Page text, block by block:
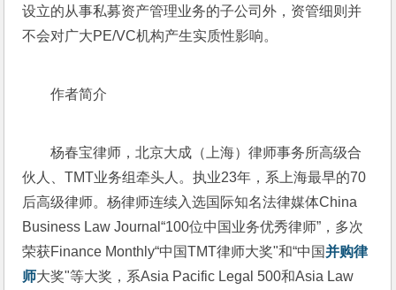
设立的从事私募资产管理业务的子公司外，资管细则并
不会对广大PE/VC机构产生实质性影响。
作者简介
杨春宝律师，北京大成（上海）律师事务所高级合
伙人、TMT业务组牵头人。执业23年，系上海最早的70
后高级律师。杨律师连续入选国际知名法律媒体China
Business Law Journal“100位中国业务优秀律师”，多次
荣获Finance Monthly“中国TMT律师大奖"和“中国并购律
师大奖"等大奖，系Asia Pacific Legal 500和Asia Law